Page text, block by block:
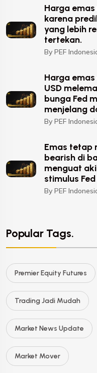
Harga
karena
yang lebih
tertekan.
By PEF
Harga
USD
bunga Fed
menjelang
By PEF
Emas tetap
bearish di
menguat
stimulus
By PEF
Popular Tags.
Premier Equity Futures
Trading Jadi Mudah
Market News Update
Market Mover